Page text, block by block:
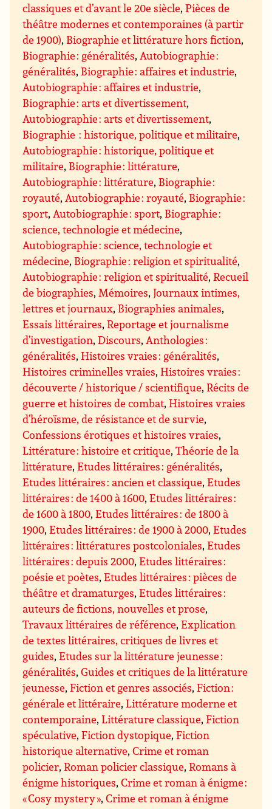
classiques et d’avant le 20e siècle,Pièces de
théâtre modernes et contemporaines (à partir
de 1900), Biographie et littérature hors fiction,
Biographie : généralités,Autobiographie :
généralités, Biographie : affaires et industrie,
Autobiographie : affaires et industrie,
Biographie : arts et divertissement,
Autobiographie : arts et divertissement,
Biographie : historique, politique et militaire,
Autobiographie : historique, politique et
militaire, Biographie : littérature,
Autobiographie : littérature, Biographie :
royauté,Autobiographie : royauté, Biographie :
sport,Autobiographie : sport, Biographie :
science, technologie et médecine,
Autobiographie : science, technologie et
médecine, Biographie : religion et spiritualité,
Autobiographie : religion et spiritualité,Recueil
de biographies,Mémoires,Journaux intimes,
lettres et journaux, Biographies animales,
Essais littéraires,Reportage et journalisme
d’investigation,Discours,Anthologies :
généralités,Histoires vraies : généralités,
Histoires criminelles vraies,Histoires vraies :
découverte / historique / scientifique,Récits de
guerre et histoires de combat,Histoires vraies
d’héroïsme, de résistance et de survie,
Confessions érotiques et histoires vraies,
Littérature : histoire et critique,Théorie de la
littérature,Etudes littéraires : généralités,
Etudes littéraires : ancien et classique,Etudes
littéraires : de 1400 à 1600,Etudes littéraires :
de 1600 à 1800,Etudes littéraires : de 1800 à
1900,Etudes littéraires : de 1900 à 2000,Etudes
littéraires : littératures postcoloniales,Etudes
littéraires : depuis 2000,Etudes littéraires :
poésie et poètes,Etudes littéraires : pièces de
théâtre et dramaturges,Etudes littéraires :
auteurs de fictions, nouvelles et prose,
Travaux littéraires de référence,Explication
de textes littéraires, critiques de livres et
guides,Etudes sur la littérature jeunesse :
généralités,Guides et critiques de la littérature
jeunesse,Fiction et genres associés,Fiction :
générale et littéraire,Littérature moderne et
contemporaine,Littérature classique,Fiction
spéculative,Fiction dystopique,Fiction
historique alternative,Crime et roman
policier,Roman policier classique,Romans à
énigme historiques,Crime et roman à énigme :
« Cosy mystery »,Crime et roman à énigme